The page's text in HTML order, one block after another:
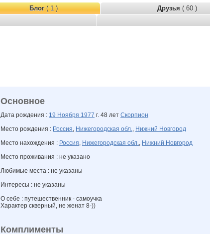
Блог( 1 ) Друзья ( 60 )
Основное
Дата рождения : 19 Ноября 1977 г. 48 лет Скорпион
Место рождения : Россия, Нижегородская обл., Нижний Новгород
Место нахождения : Россия, Нижегородская обл., Нижний Новгород
Место проживания : не указано
Любимые места : не указаны
Интересы : не указаны
О себе : путешественник - самоучка
Характер скверный, не женат 8-))
Комплименты